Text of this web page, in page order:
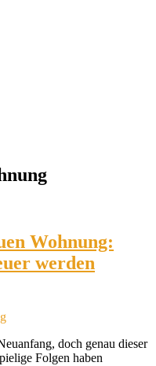
Wohnung:
werden
doch genau dieser
Folgen haben